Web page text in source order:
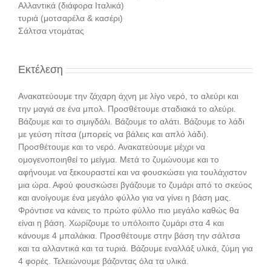
Αλλαντικά (διάφορα Ιταλικά)
τυριά (μοτσαρέλα & κασέρι)
Σάλτσα ντομάτας
Εκτέλεση
Ανακατεύουμε την ζάχαρη άχνη με λίγο νερό, το αλεύρι και
την μαγιά σε ένα μπολ. Προσθέτουμε σταδιακά το αλεύρι.
Βάζουμε και το σιμιγδάλι. Βάζουμε το αλάτι. Βάζουμε το λάδι
με γεύση πίτσα (μπορείς να βάλεις και απλό λάδι).
Προσθέτουμε και το νερό. Ανακατεύουμε μέχρι να
ομογενοποιηθεί το μείγμα. Μετά το ζυμώνουμε και το
αφήνουμε να ξεκουραστεί και να φουσκώσει για τουλάχιστον
μια ώρα. Αφού φουσκώσει βγάζουμε το ζυμάρι από το σκεύος
και ανοίγουμε ένα μεγάλο φύλλο για να γίνει η βάση μας.
Φρόντισε να κάνεις το πρώτο φύλλο πιο μεγάλο καθώς θα
είναι η βάση. Χωρίζουμε το υπόλοιπο ζυμάρι στα 4 και
κάνουμε 4 μπαλάκια. Προσθέτουμε στην βάση την σάλτσα
και τα αλλαντικά και τα τυριά. Βάζουμε εναλλάξ υλικά, ζύμη για
4 φορές. Τελειώνουμε βάζοντας όλα τα υλικά.